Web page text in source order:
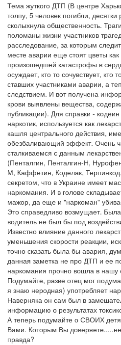
Тема жуткого ДТП (В центре
толпу, 5 человек погибли,
сколыхнула общественность.
поломаны жизни участников
расследование, за которым
месте аварии еще стоят цветы
произошедшей катастрофы в
осуждает, кто то сочувствует, кто
ставших участниками аварии, а
следствием. И вот получена
крови выявлены вещества,
публикации). Для справки -
наркотик, используется как
кашля центрального действия,
обезбаливающий эффект. Очень
сталкиваемся с данным
(Пенталгин, Пенталгин-Н,
М, Каффетин, Коделак,
секретом, что в Украине имеет
наркомания. И в голове
мажор, да еще и "наркоман"
Это справедливо возмущает.
водитель не был бы под
Известно влияние данного
уменьшения скорости реакции,
точно сказать была бы авария,
данная заметка не про ДТП и ее
наркомания прочно вошла в
Подумайте, разве отец мог
я знаю неродная) употребляет
Наверняка он сам был в
информацию о результатах
А теперь подумайте о СВОИХ
Вами. Которым Вы
правда?